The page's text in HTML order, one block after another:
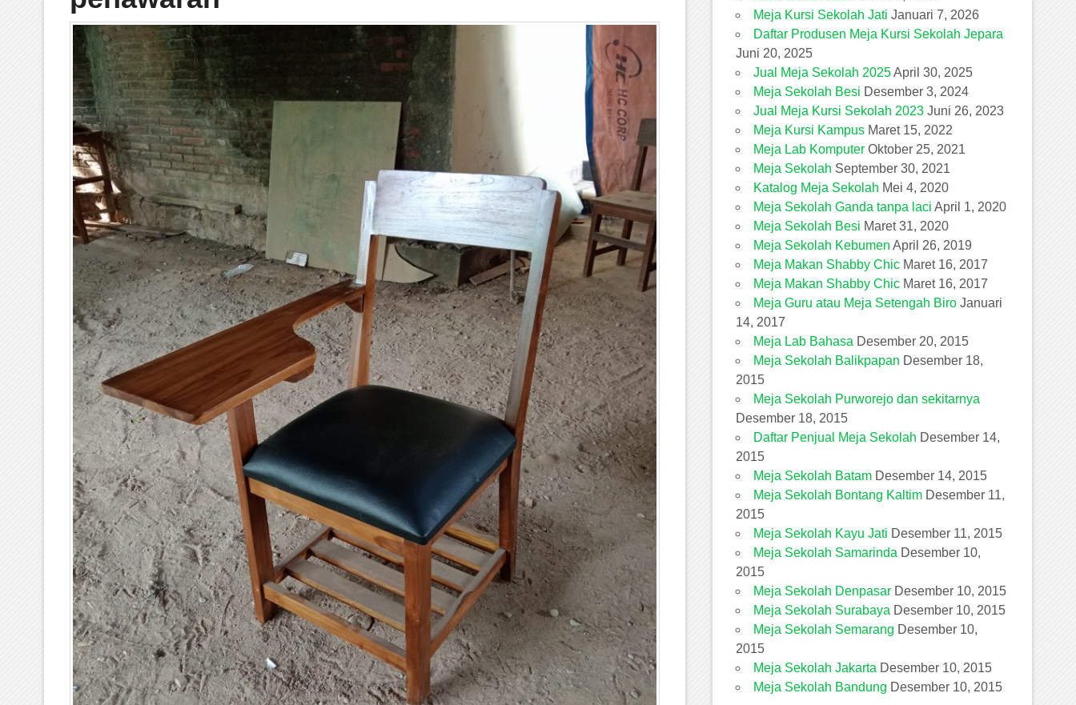
Meja Kursi Sekolah Jati Januari 7, 2026
Daftar Produsen Meja Kursi Sekolah Jepara
Juni 20, 2025
Jual Meja Sekolah 2025April 30, 2025
Meja Sekolah Besi Desember 3, 2024
Jual Meja Kursi Sekolah 2023 Juni 26, 2023
Meja Kursi Kampus Maret 15, 2022
Meja Lab Komputer Oktober 25, 2021
Meja Sekolah September 30, 2021
Katalog Meja Sekolah Mei 4, 2020
Meja Sekolah Ganda tanpa laci April 1, 2020
Meja Sekolah Besi Maret 31, 2020
Meja Sekolah Kebumen April 26, 2019
Meja Makan Shabby Chic Maret 16, 2017
Meja Makan Shabby Chic Maret 16, 2017
Meja Guru atau Meja Setengah Biro Januari
14, 2017
Meja Lab Bahasa Desember 20, 2015
Meja Sekolah Balikpapan Desember 18,
2015
Meja Sekolah Purworejo dan sekitarnya
Desember 18, 2015
Daftar Penjual Meja Sekolah Desember 14,
2015
Meja Sekolah Batam Desember 14, 2015
Meja Sekolah Bontang Kaltim Desember 11,
2015
Meja Sekolah Kayu Jati Desember 11, 2015
Meja Sekolah Samarinda Desember 10,
2015
Meja Sekolah Denpasar Desember 10, 2015
Meja Sekolah Surabaya Desember 10, 2015
Meja Sekolah Semarang Desember 10,
2015
Meja Sekolah Jakarta Desember 10, 2015
Meja Sekolah Bandung Desember 10, 2015